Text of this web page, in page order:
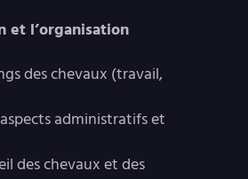
et l’organisation
des chevaux (travail,
administratifs et
des chevaux et des